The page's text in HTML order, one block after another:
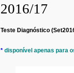
2016/17
Teste Diagnóstico
* disponível apenas para